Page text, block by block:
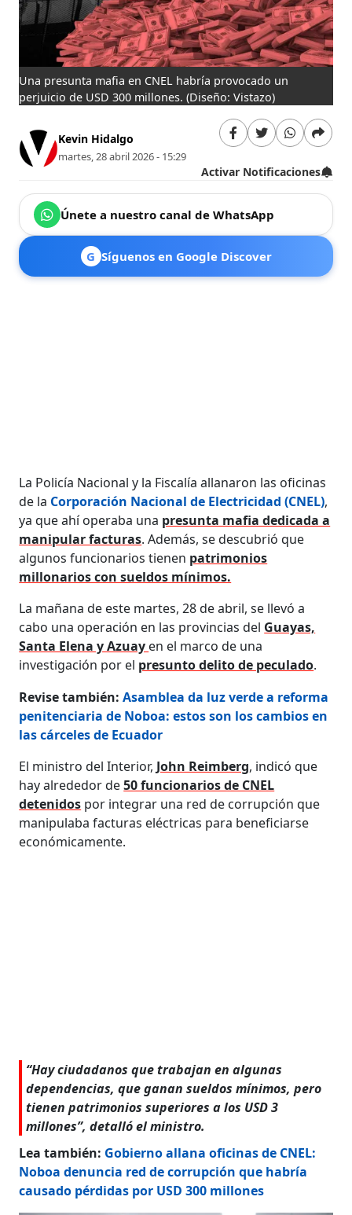
Una presunta mafia en CNEL habría provocado un
perjuicio de USD 300 millones.(Diseño: Vistazo)
Kevin Hidalgo
martes, 28 abril 2026 - 15:29
Activar Notificaciones
Únete a nuestro canal de WhatsApp
G Síguenos en Google Discover
La Policía Nacional y la Fiscalía allanaron las oficinas
de la Corporación Nacional de Electricidad (CNEL),
ya que ahí operaba una presunta mafia dedicada a
manipular facturas. Además, se descubrió que
algunos funcionarios tienen patrimonios
millonarios con sueldos mínimos.
La mañana de este martes, 28 de abril, se llevó a
cabo una operación en las provincias del Guayas,
Santa Elena y Azuay en el marco de una
investigación por el presunto delito de peculado.
Revise también:Asamblea da luz verde a reforma
penitenciaria de Noboa: estos son los cambios en
las cárceles de Ecuador
El ministro del Interior, John Reimberg, indicó que
hay alrededor de50 funcionarios de CNEL
detenidos por integrar una red de corrupción que
manipulaba facturas eléctricas para beneficiarse
económicamente.
“Hay ciudadanos que trabajan en algunas
dependencias, que ganan sueldos mínimos, pero
tienen patrimonios superiores a los USD 3
millones”, detalló el ministro.
Lea también: Gobierno allana oficinas de CNEL:
Noboa denuncia red de corrupción que habría
causado pérdidas por USD 300 millones